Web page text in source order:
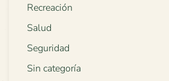
Recreación
Salud
Seguridad
Sin categoría